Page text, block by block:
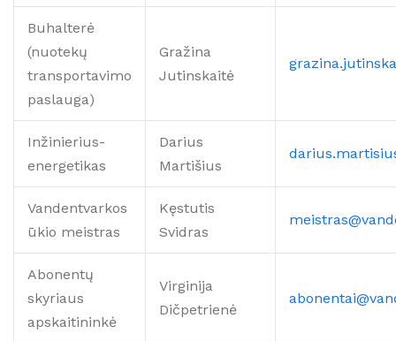
Buhalterė
(nuotekų
transportavimo
paslauga)
Gražina
Jutinskaitė
Inžinierius-
energetikas
Darius
Martišius
Vandentvarkos
ūkio meistras
Kęstutis
Svidras
Abonentų
skyriaus
apskaitininkė
Virginija
Dičpetrienė